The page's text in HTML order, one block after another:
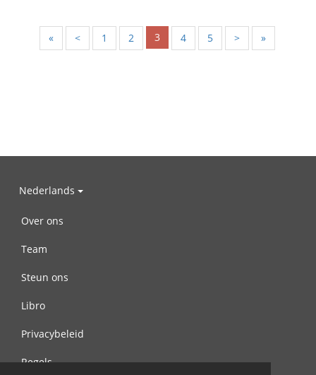
« < 1 2 3 4 5 > »
Nederlands
Over ons
Team
Steun ons
Libro
Privacybeleid
Regels